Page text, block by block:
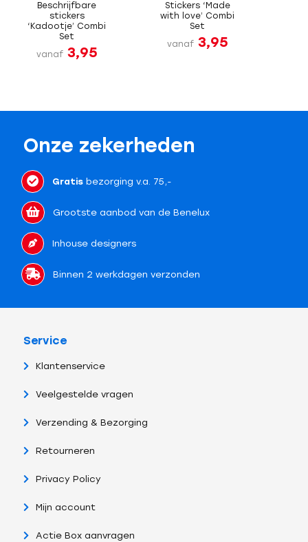
Beschrijfbare
stickers
‘Kadootje’ Combi
Set
vanaf 3,95
Stickers ‘Made
with love’ Combi
Set
vanaf 3,95
Onze zekerheden
Gratisbezorging v.a. 75,-
Grootste aanbod van de Benelux
Inhouse designers
Binnen 2 werkdagen verzonden
Service
Klantenservice
Veelgestelde vragen
Verzending & Bezorging
Retourneren
Privacy Policy
Mijn account
Actie Box aanvragen